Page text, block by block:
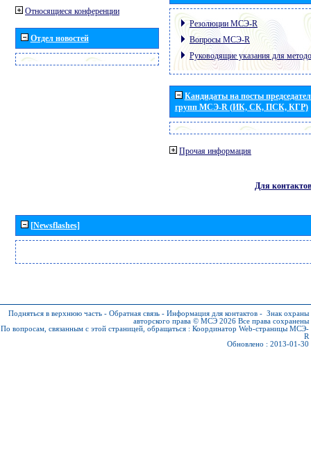
Относящиеся конференции
Отдел новостей
Резолюции МСЭ-R
Вопросы МСЭ-R
Руководящие указания для
Кандидаты на посты
групп МСЭ-R (ИК, СК, ПСК, КГР)
Прочая информация
Для контактов
[Newsflashes]
Подняться в верхнюю часть - Обратная связь - Информация для контактов - Знак охраны
авторского права © МСЭ 2026 Все права сохранены
По вопросам, связанным с этой страницей, обращаться : Координатор Web-страницы МСЭ-
R
Обновлено : 2013-01-30